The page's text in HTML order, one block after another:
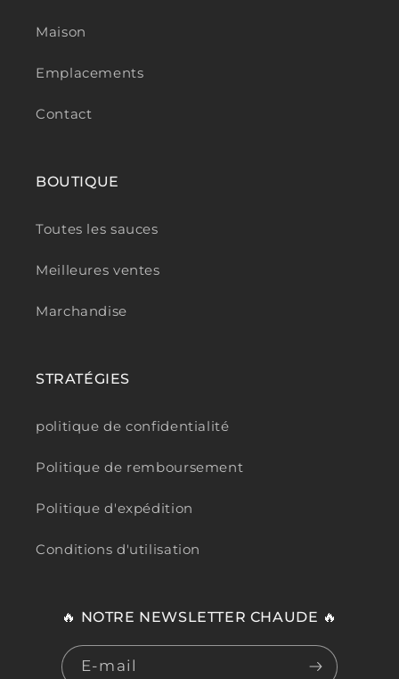
Maison
Emplacements
Contact
BOUTIQUE
Toutes les sauces
Meilleures ventes
Marchandise
STRATÉGIES
politique de confidentialité
Politique de remboursement
Politique d'expédition
Conditions d'utilisation
🔥 NOTRE NEWSLETTER CHAUDE 🔥
E-mail